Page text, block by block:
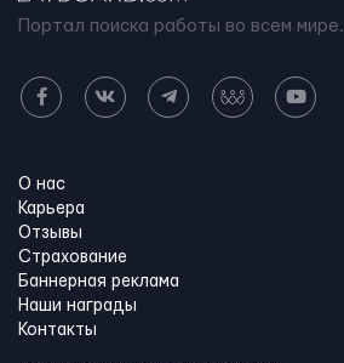
Портал поиска работы во всем мире.
О нас
Карьера
Отзывы
Страхование
Баннерная реклама
Наши награды
Контакты